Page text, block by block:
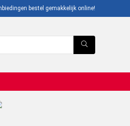
bestel gemakkelijk online!